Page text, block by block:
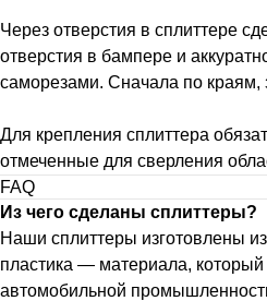
Через отверстия в сплиттере
отверстия в бампере и
саморезами. Сначала по краям,
Для крепления сплиттера
отмеченные для сверления
FAQ
Из чего сделаны сплиттеры?
Наши сплиттеры изготовлены
пластика — материала, который
автомобильной